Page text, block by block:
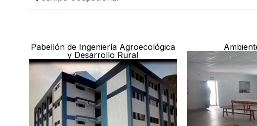
Pabellón de Ingeniería Agroecológica
y Desarrollo Rural